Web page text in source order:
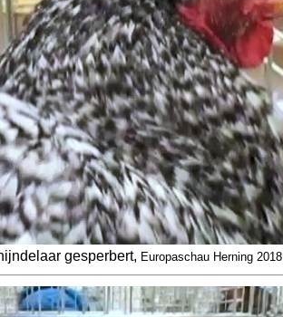
gesperbert, Europaschau Herning 2018